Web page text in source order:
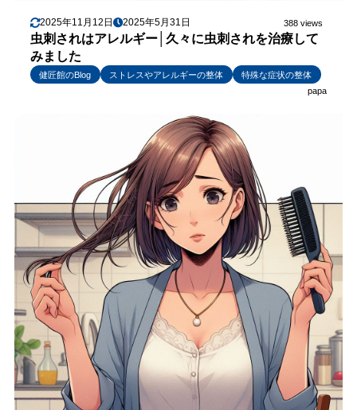
2025年11月12日 2025年5月31日 388 views
虫刺されはアレルギー│久々に虫刺されを治療して
みました
健匠館のBlog ストレスやアレルギーの整体
特殊な症状の整体
papa